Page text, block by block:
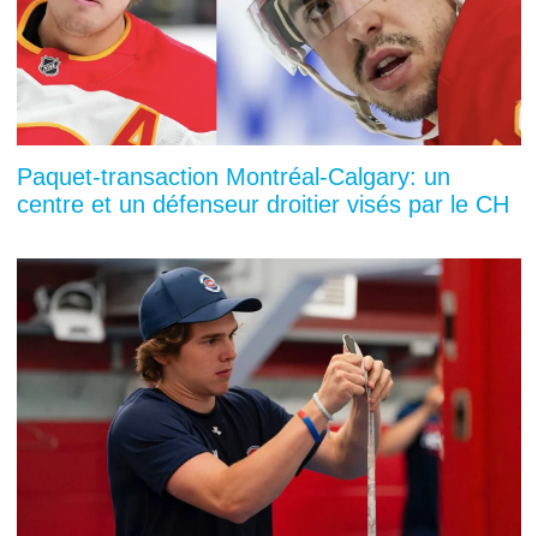
Paquet-transaction Montréal-Calgary: un
centre et un défenseur droitier visés par le CH